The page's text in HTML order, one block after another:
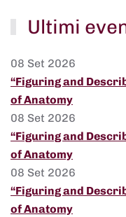
Ultimi
08 Set 2026
“Figuring and
of Anatomy
08 Set 2026
“Figuring and
of Anatomy
08 Set 2026
“Figuring and
of Anatomy